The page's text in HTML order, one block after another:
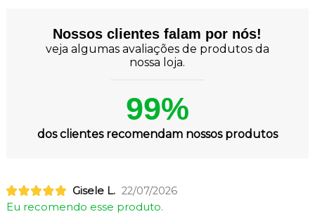
Nossos clientes falam por nós!
veja algumas avaliações de produtos da
nossa loja.
99%
dos clientes recomendam nossos produtos
Gisele L. 22/07/2026
Eu recomendo esse produto.